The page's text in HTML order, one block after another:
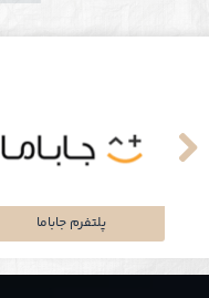
پلتفرم جاباما